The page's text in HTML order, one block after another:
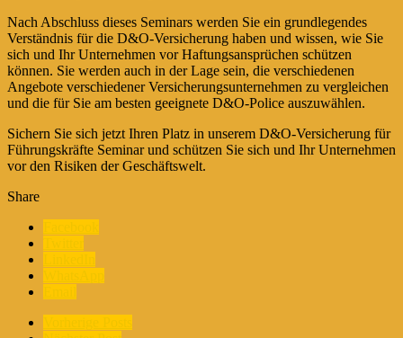
Nach Abschluss dieses Seminars werden Sie ein grundlegendes
Verständnis für die D&O-Versicherung haben und wissen, wie Sie
sich und Ihr Unternehmen vor Haftungsansprüchen schützen
können. Sie werden auch in der Lage sein, die verschiedenen
Angebote verschiedener Versicherungsunternehmen zu vergleichen
und die für Sie am besten geeignete D&O-Police auszuwählen.
Sichern Sie sich jetzt Ihren Platz in unserem D&O-Versicherung für
Führungskräfte Seminar und schützen Sie sich und Ihr Unternehmen
vor den Risiken der Geschäftswelt.
Share